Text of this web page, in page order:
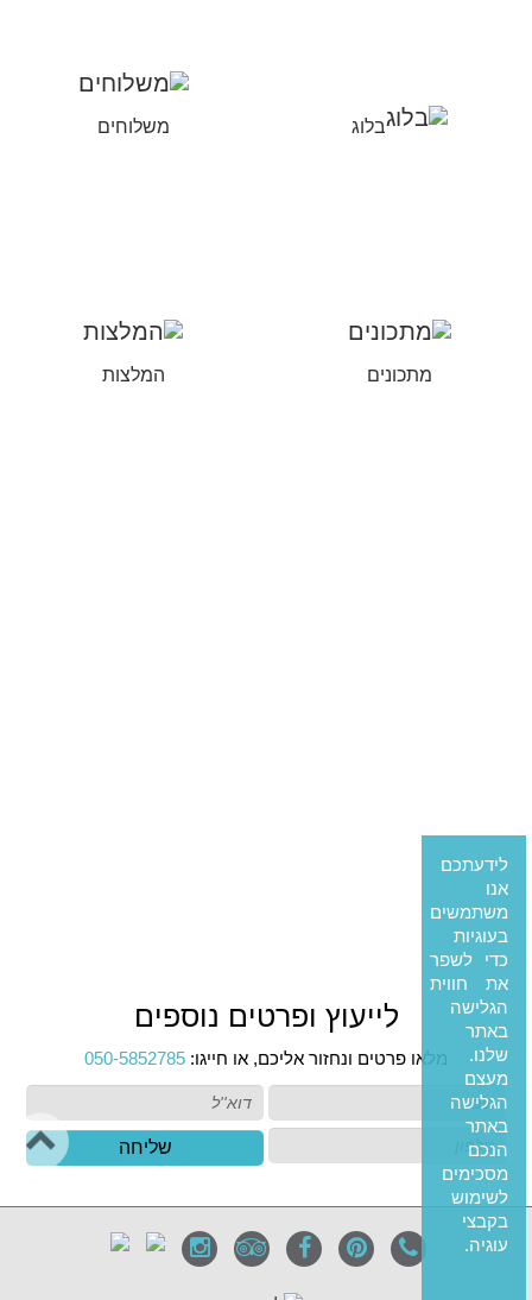
בלוג משלוחים
מתכונים המלצות
לייעוץ ופרטים נוספים
מלאו פרטים ונחזור אליכם, או חייגו: 050-5852785
שליחה
לידעתכם
אנו
משתמשים
בעוגיות
כדי לשפר
את חווית
הגלישה
באתר
שלנו.
מעצם
הגלישה
באתר
הנכם
מסכימים
לשימוש
בקבצי
עוגיה.